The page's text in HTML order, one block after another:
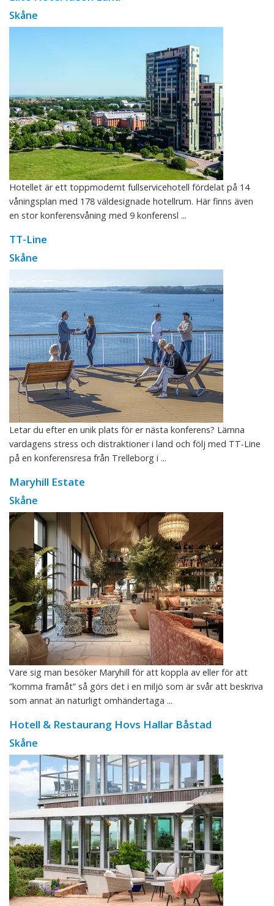
Skåne
Hotellet är ett toppmodernt fullservicehotell fördelat på 14
våningsplan med 178 väldesignade hotellrum. Här finns även
en stor konferensvåning med 9 konferensl ...
TT-Line
Skåne
Letar du efter en unik plats för er nästa konferens? Lämna
vardagens stress och distraktioner i land och följ med TT-Line
på en konferensresa från Trelleborg i ...
Maryhill Estate
Skåne
Vare sig man besöker Maryhill för att koppla av eller för att
”komma framåt” så görs det i en miljö som är svår att beskriva
som annat än naturligt omhändertaga ...
Hotell & Restaurang Hovs Hallar Båstad
Skåne